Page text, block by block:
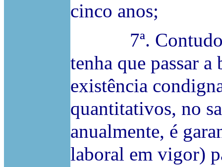
cinco anos;
7ª. Contudo,
tenha que passar a
existência
quantitativos, no
anualmente, é
laboral em vigor)